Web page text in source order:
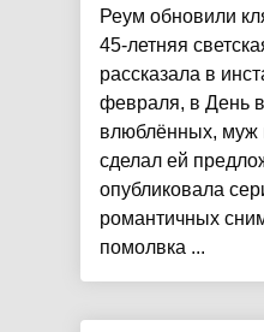
Реум обновили
45-летняя
рассказала в
февраля, в День
влюблённых, муж
сделал ей
опубликовала
романтичных
помолвка ...